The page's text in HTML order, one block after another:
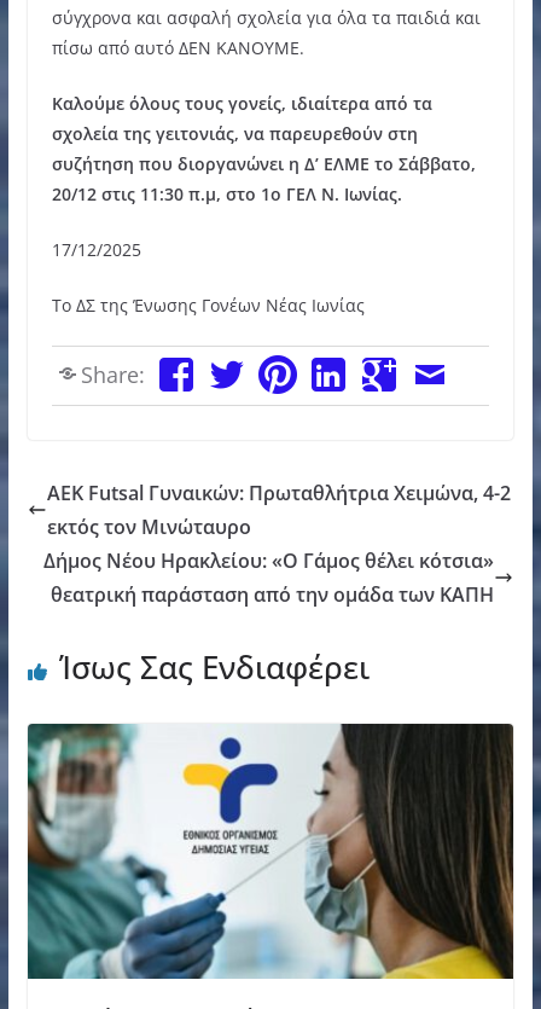
σύγχρονα και ασφαλή σχολεία για όλα τα παιδιά και
πίσω από αυτό ΔΕΝ ΚΑΝΟΥΜΕ.
Καλούμε όλους τους γονείς, ιδιαίτερα από τα
σχολεία της γειτονιάς, να παρευρεθούν στη
συζήτηση που διοργανώνει η Δ’ ΕΛΜΕ το Σάββατο,
20/12 στις 11:30 π.μ, στο 1ο ΓΕΛ Ν. Ιωνίας.
17/12/2025
Το ΔΣ της Ένωσης Γονέων Νέας Ιωνίας
Share:
ΑΕΚ Futsal Γυναικών: Πρωταθλήτρια Χειμώνα, 4-2
εκτός τον Μινώταυρο
Δήμος Νέου Ηρακλείου: «Ο Γάμος θέλει κότσια»
θεατρική παράσταση από την ομάδα των ΚΑΠΗ
Ίσως Σας Ενδιαφέρει